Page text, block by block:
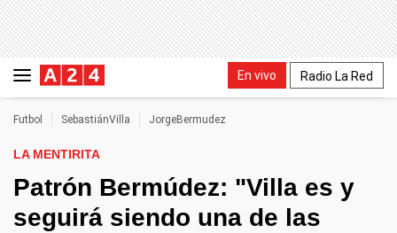
En vivo Radio La Red
Futbol SebastiánVilla JorgeBermudez
LA MENTIRITA
Patrón Bermúdez: "Villa es y
seguirá siendo una de las